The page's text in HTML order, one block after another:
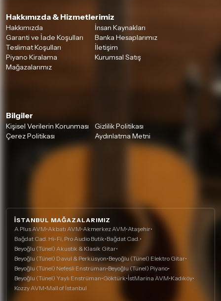
Hakkımızda & Hizmetlerimiz
Hakkımızda
İnsan Kaynakları
Garanti ve İade Koşulları
Banka Hesaplarımız
Teslimat Koşulları
İletişim
Piyano Kiralama
Kurumsal Satış
Mağazalarımız
Bilgiler
Kişisel Verilerin Korunması
Gizlilik Politikası
Çerez Politikası
Aydınlatma Metni
İSTANBUL MAĞAZALARIMIZ
A Plus AVM•Akbatı AVM•Akmerkez AVM•Ataşehir•
Bağdat Cad. Hi-Fi, Pro Audio Butik•Bağdat Cad. •
Beyoğlu (Tünel) Akustik & Klasik Gitar•
Beyoğlu (Tünel) Davul & Perküsyon•Beyoğlu (Tünel) Elektro Gitar•
Beyoğlu (Tünel) Nefesli Enstrüman•Beyoğlu (Tünel) Piyano•
Beyoğlu (Tünel) Yaylı Enstrüman•Göktürk•İstMarina AVM•Kadıköy•
Kozzy AVM•Mall of İstanbul